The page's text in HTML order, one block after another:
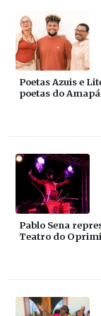
Poetas Azuis e
poetas do Amapá
Pablo Sena
Teatro do